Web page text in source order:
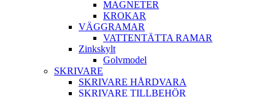
MAGNETER
KROKAR
VÄGGRAMAR
VATTENTÄTTA RAMAR
Zinkskylt
Golvmodel
SKRIVARE
SKRIVARE HÅRDVARA
SKRIVARE TILLBEHÖR